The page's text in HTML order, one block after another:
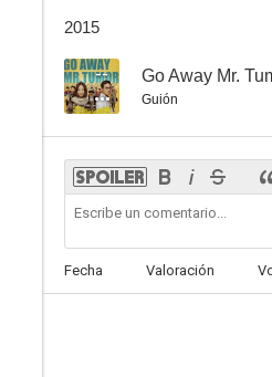
2015
-- Go Away Mr.
Guión
Fecha Valoración